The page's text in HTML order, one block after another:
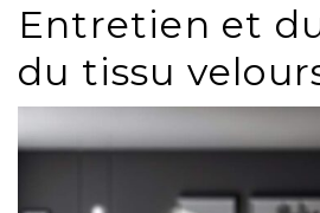
Entretien et
du tissu